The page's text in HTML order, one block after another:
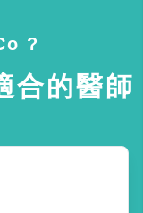
?
合的醫師